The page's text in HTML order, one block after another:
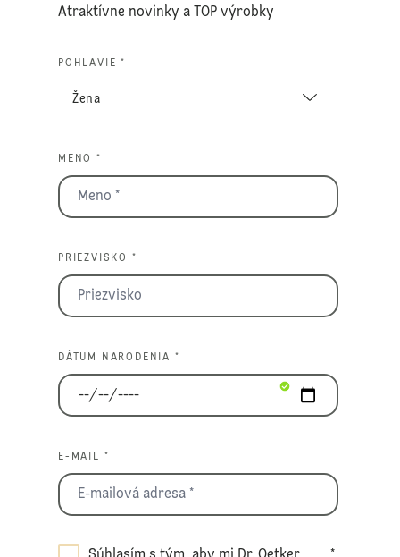
Atraktívne novinky a TOP výrobky
POHLAVIE *
MENO *
PRIEZVISKO *
DÁTUM NARODENIA *
E-MAIL *